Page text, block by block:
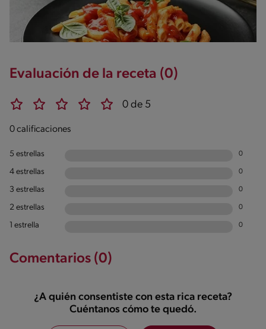
Evaluación de la receta (0)
0 de 5
0 calificaciones
5 estrellas 0
4 estrellas 0
3 estrellas 0
2 estrellas 0
1 estrella 0
Comentarios (0)
¿A quién consentiste con esta rica receta?
Cuéntanos cómo te quedó.